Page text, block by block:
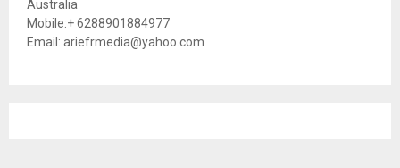
Australia
Mobile:+ 6288901884977
Email: ariefrmedia@yahoo.com